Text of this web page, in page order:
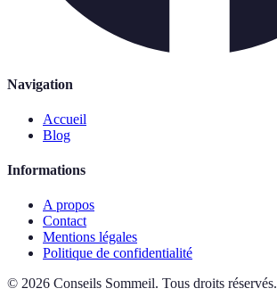
Navigation
Accueil
Blog
Informations
A propos
Contact
Mentions légales
Politique de confidentialité
© 2026 Conseils Sommeil. Tous droits réservés.